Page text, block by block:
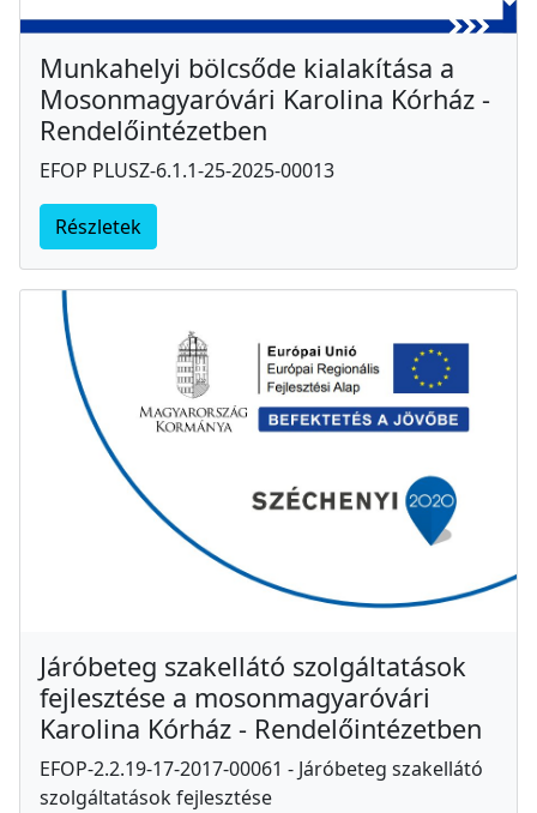
Munkahelyi bölcsőde kialakítása a
Mosonmagyaróvári Karolina Kórház -
Rendelőintézetben
EFOP PLUSZ-6.1.1-25-2025-00013
Részletek
Járóbeteg szakellátó szolgáltatások
fejlesztése a mosonmagyaróvári
Karolina Kórház - Rendelőintézetben
EFOP-2.2.19-17-2017-00061 - Járóbeteg szakellátó
szolgáltatások fejlesztése